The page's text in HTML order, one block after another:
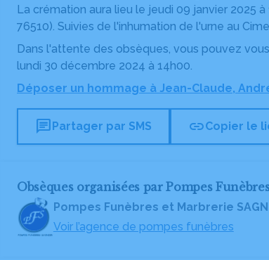
La crémation aura lieu le jeudi 09 janvier 2025
76510). Suivies de l'inhumation de l'urne au
Dans l'attente des obsèques, vous pouvez
lundi 30 décembre 2024 à 14h00.
Déposer un hommage à Jean-Claude,
chatPartager par SMS linkCopier le
Obsèques organisées par Pompes
Pompes Funèbres et Marbrerie
Voir l’agence de pompes funèbres